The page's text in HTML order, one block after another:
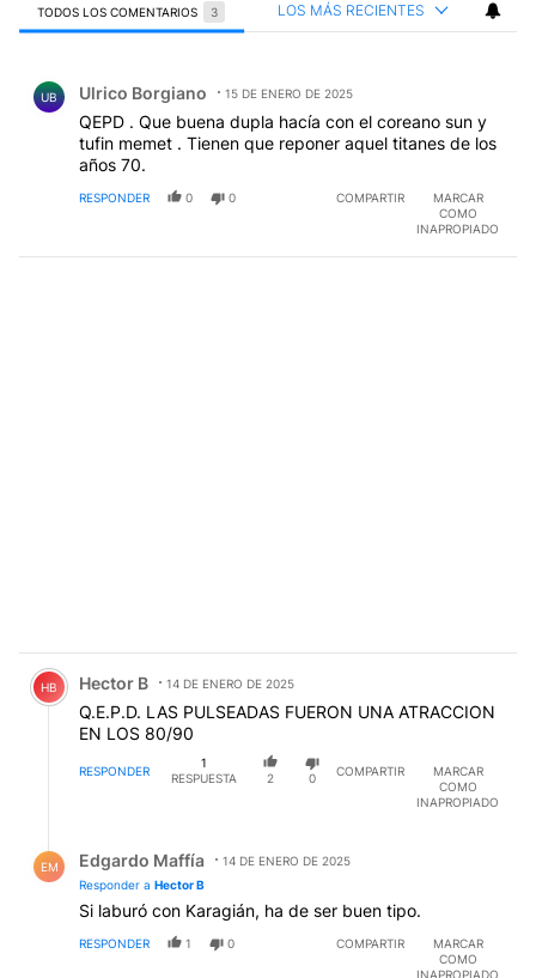
TODOS LOS COMENTARIOS 3 LOS MÁS RECIENTES
UB Ulrico Borgiano 15 DE ENERO DE 2025
QEPD . Que buena dupla hacía con el coreano sun y
tufin memet . Tienen que reponer aquel titanes de los
años 70.
RESPONDER 0 0 COMPARTIR
MARCAR
COMO
INAPROPIADO
Comentario de Hector B.
HB Hector B 14 DE ENERO DE 2025
Q.E.P.D. LAS PULSEADAS FUERON UNA ATRACCION
EN LOS 80/90
RESPONDER
1
RESPUESTA
2 0
COMPARTIR
MARCAR
COMO
INAPROPIADO
EM Edgardo Maffía
14 DE ENERO DE 2025
Responder a Hector B
Si laburó con Karagián, ha de ser buen tipo.
RESPONDER 1 0 COMPARTIR
MARCAR
COMO
INAPROPIADO